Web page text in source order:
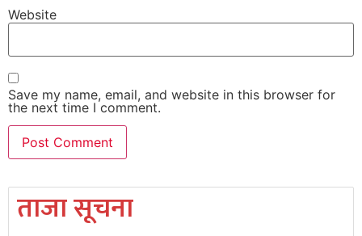
Website
Save my name, email, and website in this browser for
the next time I comment.
ताजा सूचना